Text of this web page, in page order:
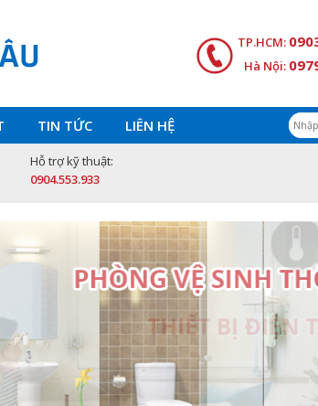
TP.HCM:
Hà Nội:
TIN TỨC LIÊN HỆ
Hỗ trợ kỹ thuật:
0904.553.933